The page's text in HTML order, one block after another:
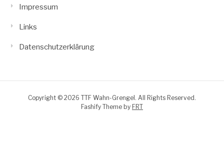
Impressum
Links
Datenschutzerklärung
Copyright © 2026 TTF Wahn-Grengel. All Rights Reserved.
Fashify Theme by FRT